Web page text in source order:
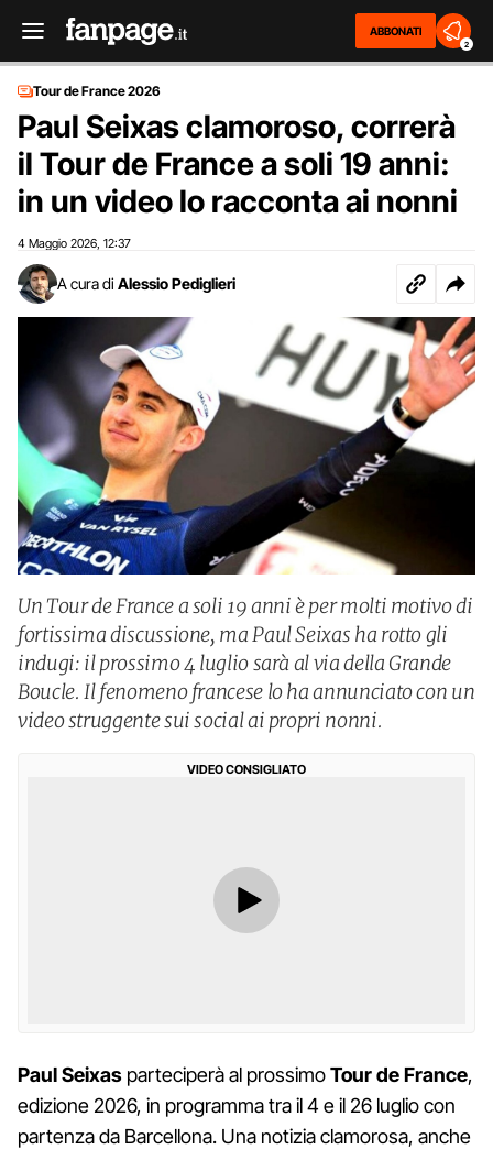
ABBONATI
2
Tour de France 2026
Paul Seixas clamoroso, correrà
il Tour de France a soli 19 anni:
in un video lo racconta ai nonni
4 Maggio 2026 12:37
A cura di Alessio Pediglieri
Un Tour de France a soli 19 anni è per molti motivo di
fortissima discussione, ma Paul Seixas ha rotto gli
indugi: il prossimo 4 luglio sarà al via della Grande
Boucle. Il fenomeno francese lo ha annunciato con un
video struggente sui social ai propri nonni.
VIDEO CONSIGLIATO
Paul Seixas parteciperà al prossimoTour de France,
edizione 2026, in programma tra il 4 e il 26 luglio con
partenza da Barcellona. Una notizia clamorosa, anche